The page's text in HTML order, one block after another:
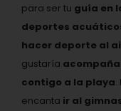
para ser tu guía en
deportes
hacer deporte al
gustaría
contigo a la playa.
encanta ir al